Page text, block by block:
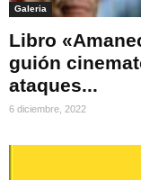
Galeria
Libro
guión
ataques...
6 diciembre, 2022